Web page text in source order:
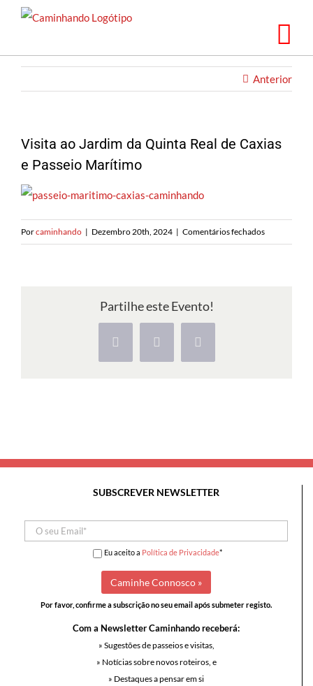
Saltar
Anterior
Visita ao Jardim da Quinta Real de Caxias
e Passeio Marítimo
Porcaminhando | Dezembro 20th, 2024 | Comentários fechadosem
Visita
Partilhe este Evento!
Facebook
X Pinterest
SUBSCREVER NEWSLETTER
Eu aceito a Política de Privacidade*
Por favor, confirme a subscrição no seu email após submeter registo.
Com a Newsletter Caminhando receberá:
» Sugestões de passeios e visitas,
» Notícias sobre novos roteiros, e
» Destaques a pensar em si